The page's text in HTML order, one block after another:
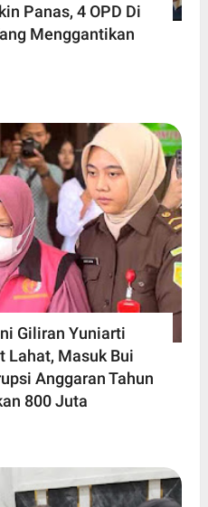
Panas, 4 OPD Di
Menggantikan
Giliran Yuniarti
Lahat, Masuk Bui
Anggaran Tahun
800 Juta